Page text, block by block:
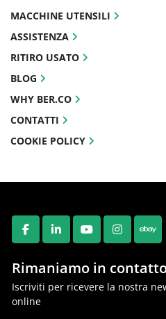
FACEBOOK
LINKEDINYOUTUBE
Rimaniamo in
Iscriviti per ricevere la nostra
online
MACCHINE UTENSILI
ASSISTENZA
RITIRO USATO
BLOG
WHY BER.CO
CONTATTI
COOKIE POLICY